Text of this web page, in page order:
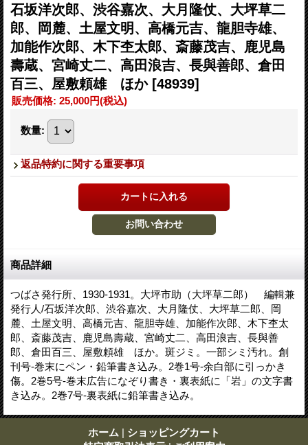
石坂洋次郎、渋谷嘉次、大月隆仗、大坪草二
郎、岡麓、土屋文明、高橋元吉、龍胆寺雄、
加能作次郎、木下杢太郎、斎藤茂吉、鹿児島
壽蔵、宮崎丈二、高田浪吉、長與善郎、倉田
百三、屋敷頼雄 ほか [48939]
販売価格: 25,000円(税込)
数量:
返品特約に関する重要事項
商品詳細
つばさ発行所、1930-1931。大坪市助（大坪草二郎） 編輯兼
発行人/石坂洋次郎、渋谷嘉次、大月隆仗、大坪草二郎、岡
麓、土屋文明、高橋元吉、龍胆寺雄、加能作次郎、木下杢太
郎、斎藤茂吉、鹿児島壽蔵、宮崎丈二、高田浪吉、長與善
郎、倉田百三、屋敷頼雄 ほか。斑ジミ。一部シミ汚れ。創
刊号-巻末にペン・鉛筆書き込み。2巻1号-余白部に引っかき
傷。2巻5号-巻末広告になぞり書き・裏表紙に「岩」の文字書
き込み。2巻7号-裏表紙に鉛筆書き込み。
ホーム | ショッピングカート